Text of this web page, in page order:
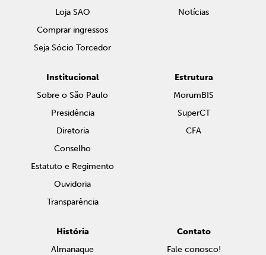
Loja SAO
Comprar ingressos
Seja Sócio Torcedor
Notícias
Institucional
Sobre o São Paulo
Presidência
Diretoria
Conselho
Estatuto e Regimento
Ouvidoria
Transparência
Estrutura
MorumBIS
SuperCT
CFA
História
Almanaque
Contato
Fale conosco!